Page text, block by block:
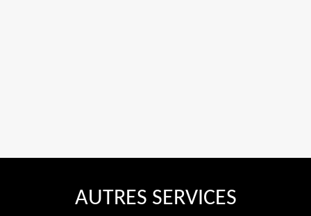
AUTRES SERVICES